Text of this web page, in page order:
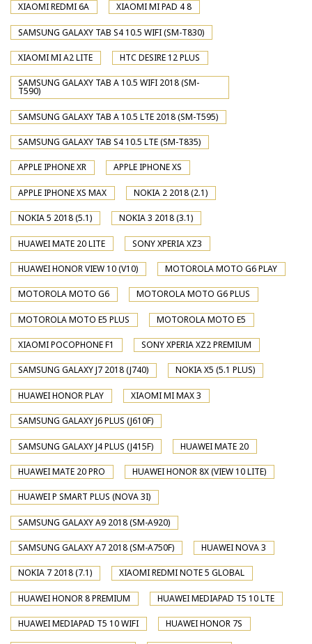
XIAOMI REDMI 6A XIAOMI MI PAD 4 8
SAMSUNG GALAXY TAB S4 10.5 WIFI (SM-T830)
XIAOMI MI A2 LITE HTC DESIRE 12 PLUS
SAMSUNG GALAXY TAB A 10.5 WIFI 2018 (SM-
T590)
SAMSUNG GALAXY TAB A 10.5 LTE 2018 (SM-T595)
SAMSUNG GALAXY TAB S4 10.5 LTE (SM-T835)
APPLE IPHONE XR APPLE IPHONE XS
APPLE IPHONE XS MAX NOKIA 2 2018 (2.1)
NOKIA 5 2018 (5.1) NOKIA 3 2018 (3.1)
HUAWEI MATE 20 LITE SONY XPERIA XZ3
HUAWEI HONOR VIEW 10 (V10) MOTOROLA MOTO G6 PLAY
MOTOROLA MOTO G6 MOTOROLA MOTO G6 PLUS
MOTOROLA MOTO E5 PLUS MOTOROLA MOTO E5
XIAOMI POCOPHONE F1 SONY XPERIA XZ2 PREMIUM
SAMSUNG GALAXY J7 2018 (J740) NOKIA X5 (5.1 PLUS)
HUAWEI HONOR PLAY XIAOMI MI MAX 3
SAMSUNG GALAXY J6 PLUS (J610F)
SAMSUNG GALAXY J4 PLUS (J415F) HUAWEI MATE 20
HUAWEI MATE 20 PRO HUAWEI HONOR 8X (VIEW 10 LITE)
HUAWEI P SMART PLUS (NOVA 3I)
SAMSUNG GALAXY A9 2018 (SM-A920)
SAMSUNG GALAXY A7 2018 (SM-A750F) HUAWEI NOVA 3
NOKIA 7 2018 (7.1) XIAOMI REDMI NOTE 5 GLOBAL
HUAWEI HONOR 8 PREMIUM HUAWEI MEDIAPAD T5 10 LTE
HUAWEI MEDIAPAD T5 10 WIFI HUAWEI HONOR 7S